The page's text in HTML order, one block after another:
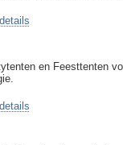
en Feesttenten